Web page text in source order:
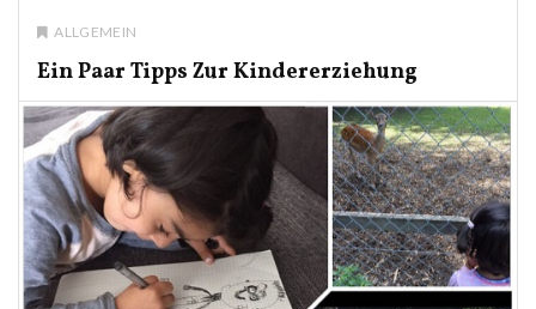
ALLGEMEIN
Ein Paar Tipps Zur Kindererziehung
MOONA SHEIKH 31. MÄRZ 2018 NO COMMENT